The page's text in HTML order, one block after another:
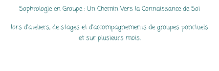
Sophrologie en Groupe : Un Chemin Vers la Connaissance de Soi
lors d'ateliers, de stages et d'accompagnements de groupes ponctuels
et sur plusieurs mois.